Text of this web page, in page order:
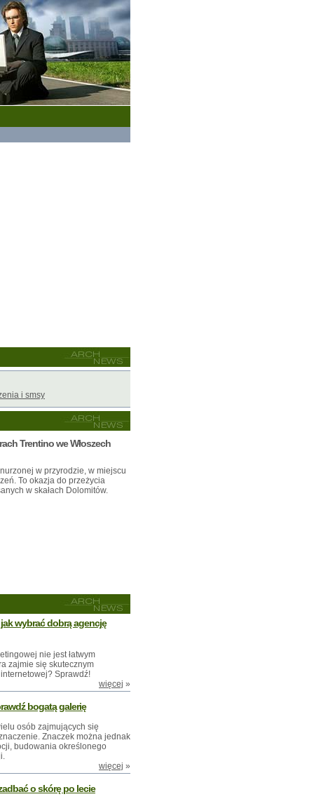
i smsy
Trentino we Włoszech
w przyrodzie, w miejscu
To okazja do przeżycia
w skałach Dolomitów.
wybrać dobrą agencję
nie jest łatwym
zajmie się skutecznym
Sprawdź!
więcej »
bogatą galerię
osób zajmujących się
Znaczek można jednak
budowania określonego
więcej »
o skórę po lecie